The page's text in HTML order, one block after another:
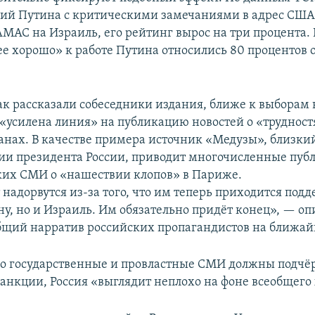
Путина с критическими замечаниями в адрес США
на Израиль, его рейтинг вырос на три процента.
хорошо» к работе Путина относились 80
рассказали собеседники издания, ближе к выборам
линия» на публикацию новостей о
В качестве примера источник «Медузы»,
президента России, приводит многочисленные
СМИ о «нашествии клопов» в Париже.
из-за того, что им теперь приходится
но и Израиль. Им обязательно придёт конец», —
нарратив российских пропагандистов на
государственные и провластные СМИ должны
Россия «выглядит неплохо на фоне всеобщего